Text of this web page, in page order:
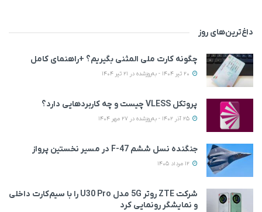
داغ‌ترین‌های روز
چگونه کارت ملی المثنی بگیریم؟ +راهنمای کامل
پروتکل VLESS چیست و چه کاربردهایی دارد؟
جنگنده نسل ششم F-47 در مسیر نخستین پرواز
شرکت ZTE روتر 5G مدل U30 Pro را با سیم‌کارت داخلی
و نمایشگر رونمایی کرد